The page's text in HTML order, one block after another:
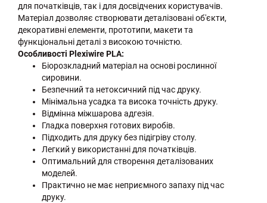
для початківців, так і для досвідчених користувачів.
Матеріал дозволяє створювати деталізовані об'єкти,
декоративні елементи, прототипи, макети та
функціональні деталі з високою точністю.
Особливості Plexiwire PLA:
Біорозкладний матеріал на основі рослинної
сировини.
Безпечний та нетоксичний під час друку.
Мінімальна усадка та висока точність друку.
Відмінна міжшарова адгезія.
Гладка поверхня готових виробів.
Підходить для друку без підігріву столу.
Легкий у використанні для початківців.
Оптимальний для створення деталізованих
моделей.
Практично не має неприємного запаху під час
друку.